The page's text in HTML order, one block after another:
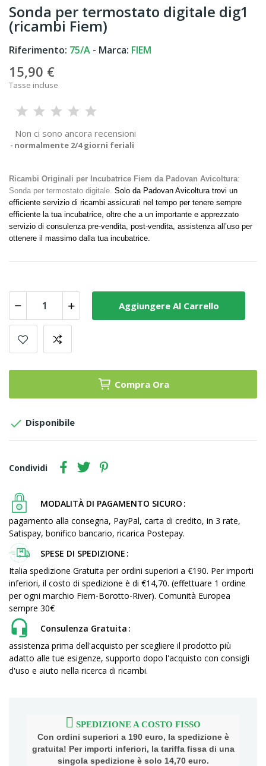
Sonda per termostato digitale dig1
(ricambi Fiem)
Riferimento: 75/A - Marca: FIEM
15,90 €
Tasse incluse
Non ci sono ancora recensioni
normalmente 2/4 giorni feriali
Ricambi Originali per Incubatrice Fiem da Padovan Avicoltura:
Sonda per termostato digitale. Solo da Padovan Avicoltura trovi un
efficiente servizio di ricambi assicurati nel tempo per tenere sempre
efficiente la tua incubatrice, oltre che a un importante e apprezzato
servizio di consulenza pre-vendita, post-vendita, assistenza all’uso per
ottenere il massimo dalla tua incubatrice.
Aggiungere Al Carrello
Compra Ora
 Disponibile
Condividi
MODALITÀ DI PAGAMENTO SICURO
pagamento alla consegna, PayPal, carta di credito, in 3 rate,
Satispay, bonifico bancario, ricarica Postepay.
SPESE DI SPEDIZIONE
Italia spedizione Gratuita per ordini superiori a €190. Per importi
inferiori, il costo di spedizione è di €14,70. (effettuare 1 ordine
per ogni marchio Fiem-Borotto-River). Comunità Europea
sempre 30€
Consulenza Gratuita
assistenza prima dell'acquisto per scegliere il prodotto più
adatto alle tue esigenze, supporto dopo l'acquisto con consigli
d'uso e aiuto nella ricerca di ricambi.
SPEDIZIONE A COSTO FISSO
Con ordini superiori a 190 euro, la spedizione è
gratuita! Per importi inferiori, la tariffa fissa di una
singola spedizione è solo 14,70 euro.